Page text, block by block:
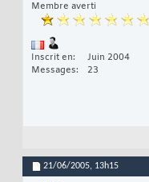
Membre averti
Inscrit en
Juin 2004
Messages
23
21/06/2005, 13h15